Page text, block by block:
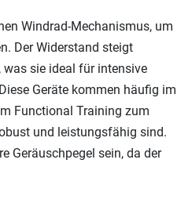
Windrad-Mechanismus, um
Der Widerstand steigt
sie ideal für intensive
Geräte kommen häufig im
Functional Training zum
und leistungsfähig sind.
Geräuschpegel sein, da der